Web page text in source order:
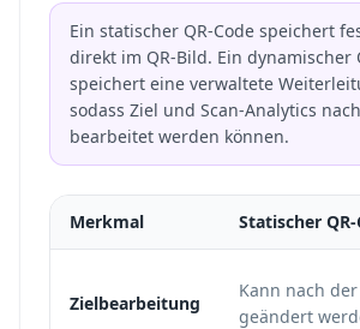
Ein statischer QR-Code speichert
direkt im QR-Bild. Ein dynamischer
speichert eine verwaltete
sodass Ziel und Scan-Analytics
bearbeitet werden können.
Merkmal Statischer
Zielbearbeitung
Kann nach
geändert